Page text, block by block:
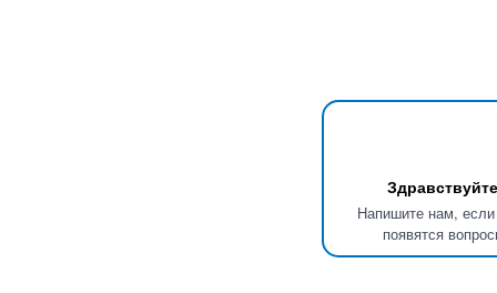
Напишите нам,
появятся